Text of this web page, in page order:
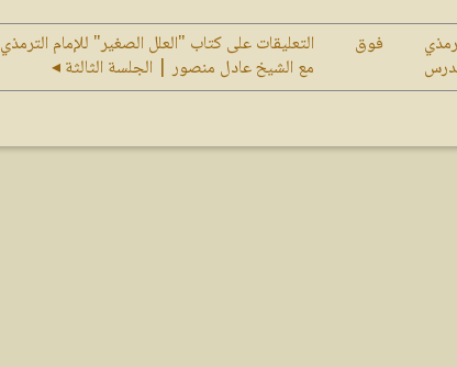
فوق
التعليقات على كتاب "العلل الصغير" للإمام الترمذي
مع الشيخ عادل منصور | الجلسة الثالثة ◂